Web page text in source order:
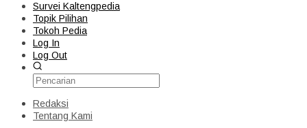
Survei Kaltengpedia
Topik Pilihan
Tokoh Pedia
Log In
Log Out
Redaksi
Tentang Kami